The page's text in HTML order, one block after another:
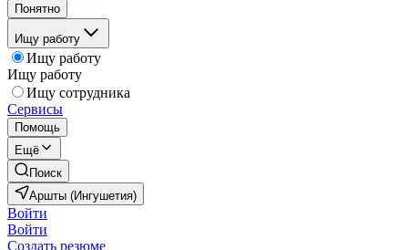
Понятно
Ищу работу
Ищу работу
Ищу работу
Ищу сотрудника
Сервисы
Помощь
Ещё
Поиск
Аршты (Ингушетия)
Войти
Войти
Создать резюме